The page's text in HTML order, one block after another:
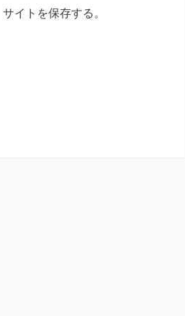
イトを保存する。